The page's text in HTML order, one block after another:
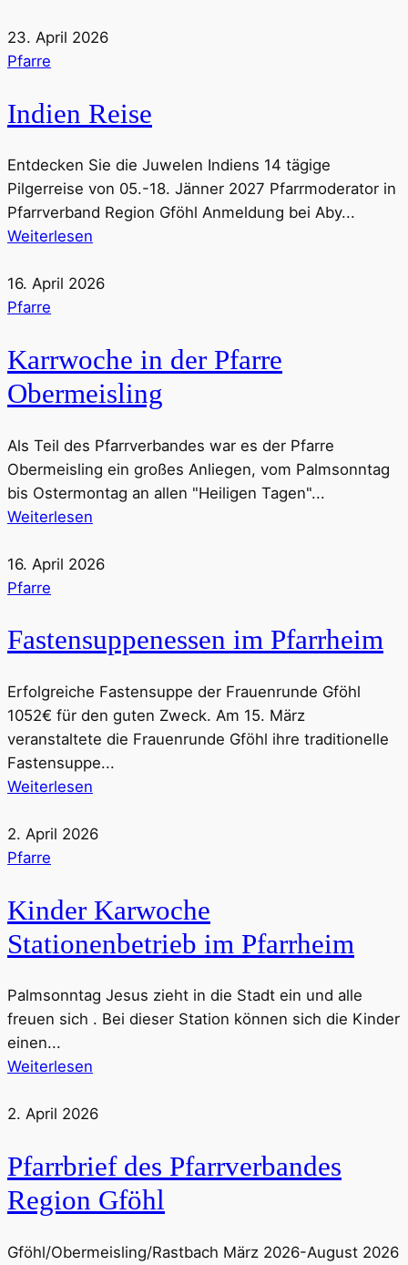
23. April 2026
Pfarre
Indien Reise
Entdecken Sie die Juwelen Indiens 14 tägige
Pilgerreise von 05.-18. Jänner 2027 Pfarrmoderator in
Pfarrverband Region Gföhl Anmeldung bei Aby...
Weiterlesen
16. April 2026
Pfarre
Karrwoche in der Pfarre
Obermeisling
Als Teil des Pfarrverbandes war es der Pfarre
Obermeisling ein großes Anliegen, vom Palmsonntag
bis Ostermontag an allen "Heiligen Tagen"...
Weiterlesen
16. April 2026
Pfarre
Fastensuppenessen im Pfarrheim
Erfolgreiche Fastensuppe der Frauenrunde Gföhl
1052€ für den guten Zweck. Am 15. März
veranstaltete die Frauenrunde Gföhl ihre traditionelle
Fastensuppe...
Weiterlesen
2. April 2026
Pfarre
Kinder Karwoche
Stationenbetrieb im Pfarrheim
Palmsonntag Jesus zieht in die Stadt ein und alle
freuen sich . Bei dieser Station können sich die Kinder
einen...
Weiterlesen
2. April 2026
Pfarrbrief des Pfarrverbandes
Region Gföhl
Gföhl/Obermeisling/Rastbach März 2026-August 2026